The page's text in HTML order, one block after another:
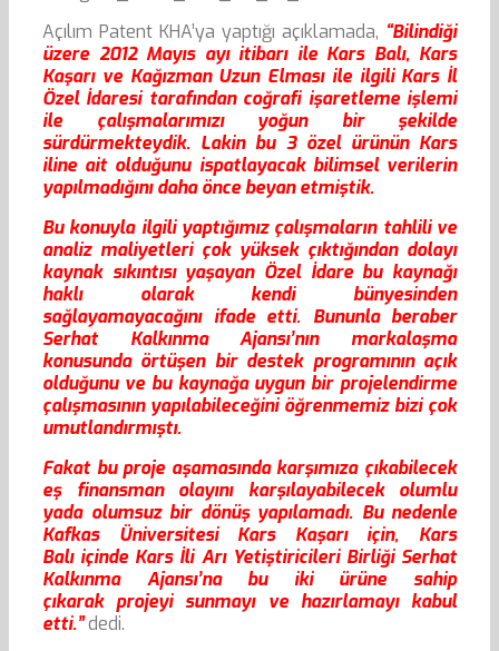
Açılım Patent KHA’ya yaptığı açıklamada, “Bilindiği
üzere 2012 Mayıs ayı itibarı ile Kars Balı, Kars
Kaşarı ve Kağızman Uzun Elması ile ilgili Kars İl
Özel İdaresi tarafından coğrafi işaretleme işlemi
ile çalışmalarımızı yoğun bir şekilde
sürdürmekteydik. Lakin bu 3 özel ürünün Kars
iline ait olduğunu ispatlayacak bilimsel verilerin
yapılmadığını daha önce beyan etmiştik.
Bu konuyla ilgili yaptığımız çalışmaların tahlili ve
analiz maliyetleri çok yüksek çıktığından dolayı
kaynak sıkıntısı yaşayan Özel İdare bu kaynağı
haklı olarak kendi bünyesinden
sağlayamayacağını ifade etti. Bununla beraber
Serhat Kalkınma Ajansı’nın markalaşma
konusunda örtüşen bir destek programının açık
olduğunu ve bu kaynağa uygun bir projelendirme
çalışmasının yapılabileceğini öğrenmemiz bizi çok
umutlandırmıştı.
Fakat bu proje aşamasında karşımıza çıkabilecek
eş finansman olayını karşılayabilecek olumlu
yada olumsuz bir dönüş yapılamadı. Bu nedenle
Kafkas Üniversitesi Kars Kaşarı için, Kars
Balı içinde Kars İli Arı Yetiştiricileri Birliği Serhat
Kalkınma Ajansı’na bu iki ürüne sahip
çıkarak projeyi sunmayı ve hazırlamayı kabul
etti.”dedi.